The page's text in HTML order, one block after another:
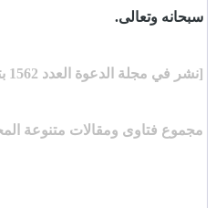
سبحانه وتعالى.
[نشر في مجلة الدعوة العدد 1562 بتاريخ 28/5/1417هـ -
مجموع فتاوى ومقالات متنوعة